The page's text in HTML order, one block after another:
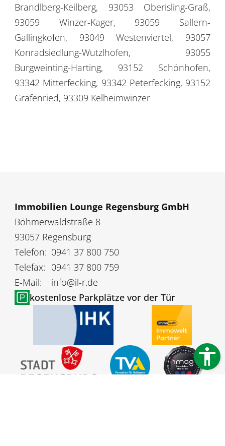
Brandlberg-Keilberg, 93053 Oberisling-Graß,
93059 Winzer-Kager, 93059 Sallern-
Gallingkofen, 93049 Westenviertel, 93057
Konradsiedlung-Wutzlhofen, 93055
Burgweinting-Harting, 93152 Schönhofen,
93342 Mitterfecking, 93342 Peterfecking, 93152
Grafenried, 93309 Kelheimwinzer
Immobilien Lounge Regensburg GmbH
Böhmerwaldstraße 8
93057 Regensburg
Telefon: 0941 37 800 750
Telefax: 0941 37 800 759
E-Mail:
info@il-r.de
kostenlose Parkplätze vor der Tür